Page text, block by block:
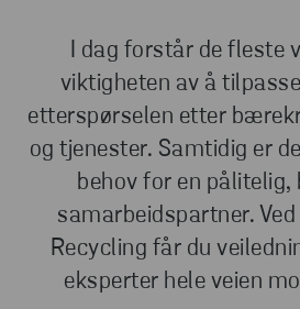
I dag forstår de fleste
viktigheten av å
etterspørselen etter
og tjenester. Samtidig er
behov for en
samarbeidspartner.
Recycling får du
eksperter hele veien